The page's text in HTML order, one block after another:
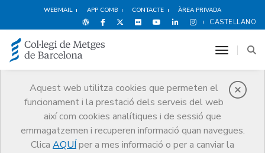
WEBMAIL APP COMB CONTACTE ÀREA PRIVADA
CASTELLANO
Aquest web utilitza cookies que permeten el
funcionament i la prestació dels serveis del web
així com cookies analítiques i de sessió que
emmagatzemen i recuperen informació quan navegues.
Clica AQUÍ per a mes informació o per a canviar la
toggle
Premis
Premis Guardonat Edició 2008